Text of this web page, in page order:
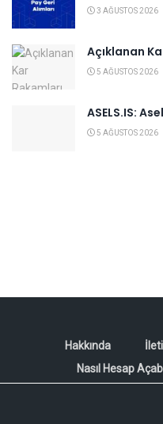
3 AĞUSTOS 2026
Açıklanan
5 AĞUSTOS 2026
ASELS.IS:
5 AĞUSTOS 2026
Hakkında
Nasıl Hesap